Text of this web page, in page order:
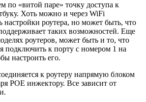
по «витой паре» точку доступа к
Хоть можно и через WiFi
настройки роутера, но может быть, что
таких возможностей. Еще
роутеров, может быть и то, что
подключить к порту с номером 1 на
настроить его.
к роутеру напрямую блоком
POE инжектору. Все зависит от